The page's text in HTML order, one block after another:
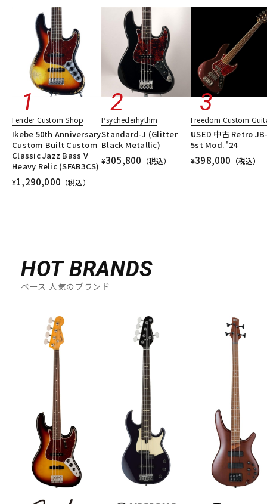
配信/ライブ機器
中古 ヴィンテージ
Fender Custom Shop
Ikebe 50th Anniversary
Custom Built Custom
Classic Jazz Bass V
Heavy Relic (SFAB3CS)
¥1,290,000 （税込）
Psychederhythm
Standard-J (Glitter
Black Metallic)
¥305,800 （税込）
Freedom Custom
USED 中古 Retro
5st Mod. '24
¥398,000 （税込）
HOT BRANDS
ベース 人気のブランド